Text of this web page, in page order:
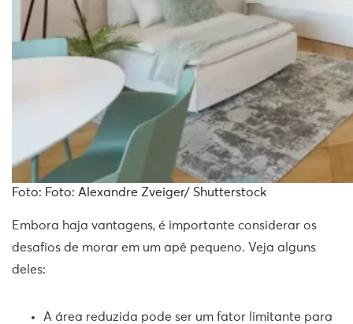
Foto: Foto: Alexandre Zveiger/ Shutterstock
Embora haja vantagens, é importante considerar os
desafios de morar em um apê pequeno. Veja alguns
deles:
A área reduzida pode ser um fator limitante para